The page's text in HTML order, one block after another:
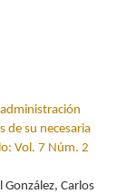
de su necesaria
Vol. 7 Núm. 2
Carlos